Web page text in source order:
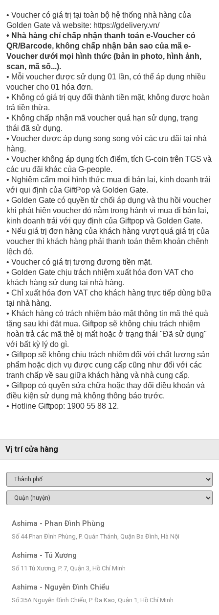
• Voucher có giá trị tại toàn bộ hệ thống nhà hàng của
Golden Gate và website: https://gdelivery.vn/
• Nhà hàng chỉ chấp nhận thanh toán e-Voucher có
QR/Barcode, không chấp nhận bản sao của mã e-
Voucher dưới mọi hình thức (bản in photo, hình ảnh,
scan, mã số...).
• Mỗi voucher được sử dụng 01 lần, có thể áp dụng nhiều
voucher cho 01 hóa đơn.
• Không có giá trị quy đổi thành tiền mặt, không được hoàn
trả tiền thừa.
• Không chấp nhận mã voucher quá hạn sử dụng, trạng
thái đã sử dụng.
• Voucher được áp dụng song song với các ưu đãi tại nhà
hàng.
• Voucher không áp dụng tích điểm, tích G-coin trên TGS và
các ưu đãi khác của G-people.
• Nghiêm cấm mọi hình thức mua đi bán lại, kinh doanh trái
với qui định của GiftPop và Golden Gate.
• Golden Gate có quyền từ chối áp dụng và thu hồi voucher
khi phát hiện voucher đó nằm trong hành vi mua đi bán lại,
kinh doanh trái với quy định của Giftpop và Golden Gate.
• Nếu giá trị đơn hàng của khách hàng vượt quá giá trị của
voucher thì khách hàng phải thanh toán thêm khoản chênh
lệch đó.
• Voucher có giá trị tương đương tiền mặt.
• Golden Gate chịu trách nhiệm xuất hóa đơn VAT cho
khách hàng sử dụng tại nhà hàng.
• Chỉ xuất hóa đơn VAT cho khách hàng trực tiếp dùng bữa
tại nhà hàng.
• Khách hàng có trách nhiệm bảo mật thông tin mã thẻ quà
tặng sau khi đặt mua. Giftpop sẽ không chịu trách nhiệm
hoàn trả các mã thẻ bị mất hoặc ở trạng thái "Đã sử dụng"
với bất kỳ lý do gì.
• Giftpop sẽ không chịu trách nhiệm đối với chất lượng sản
phẩm hoặc dịch vụ được cung cấp cũng như đối với các
tranh chấp về sau giữa khách hàng và nhà cung cấp.
• Giftpop có quyền sửa chữa hoặc thay đổi điều khoản và
điều kiện sử dụng mà không thông báo trước.
• Hotline Giftpop: 1900 55 88 12.
Vị trí cửa hàng
Ashima - Phan Đình Phùng
Số 44 Phan Đình Phùng, P. Quán Thánh, Quận Ba Đình, Hà Nội
Ashima - Tú Xương
Số 11 Tú Xương, P. 7, Quận 3, Hồ Chí Minh
Ashima - Nguyễn Đình Chiểu
Số 35A Nguyễn Đình Chiểu, P. Đa Kao, Quận 1, Hồ Chí Minh